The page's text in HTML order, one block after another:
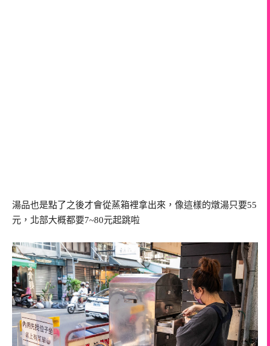
湯品也是點了之後才會從蒸箱裡拿出來，像這樣的燉湯只要55
元，北部大概都要7~80元起跳啦